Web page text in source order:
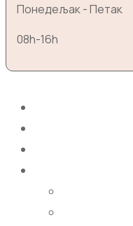
Понедељак - Петак
08h-16h